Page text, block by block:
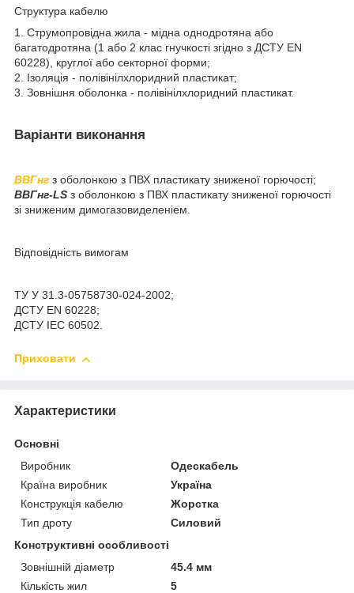
Структура кабелю
1. Струмопровідна жила - мідна однодротяна або
багатодротяна (1 або 2 клас гнучкості згідно з ДСТУ EN
60228), круглої або секторної форми;
2. Ізоляція - полівінілхлоридний пластикат;
3. Зовнішня оболонка - полівінілхлоридний пластикат.
Варіанти виконання
ВВГнг з оболонкою з ПВХ пластикату зниженої горючості;
ВВГнг-LS з оболонкою з ПВХ пластикату зниженої горючості
зі зниженим димогазовиделеніем.
Відповідність вимогам
ТУ У 31.3-05758730-024-2002;
ДСТУ EN 60228;
ДСТУ IEC 60502.
Приховати
Характеристики
Основні
Виробник
Одескабель
Країна виробник
Україна
Конструкція кабелю
Жорстка
Тип дроту
Силовий
Конструктивні особливості
Зовнішній діаметр
45.4 мм
Кількість жил
5